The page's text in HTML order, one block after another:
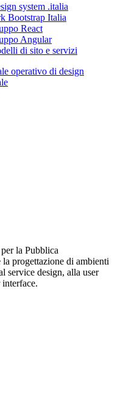
system .italia
Bootstrap Italia
React
Angular
di sito e servizi
operativo di design
la Pubblica
progettazione di ambienti
service design, alla user
interface.